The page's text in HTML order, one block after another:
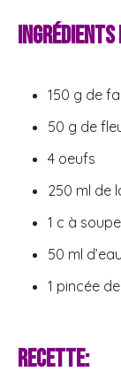
Ingrédients
150 g de
50 g de
4 oeufs
250 ml de
1 c à
50 ml d’eau
1 pincée
Recette: